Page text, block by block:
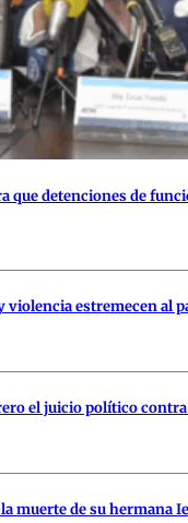
que detenciones de
violencia estremecen al
el juicio político
muerte de su hermana